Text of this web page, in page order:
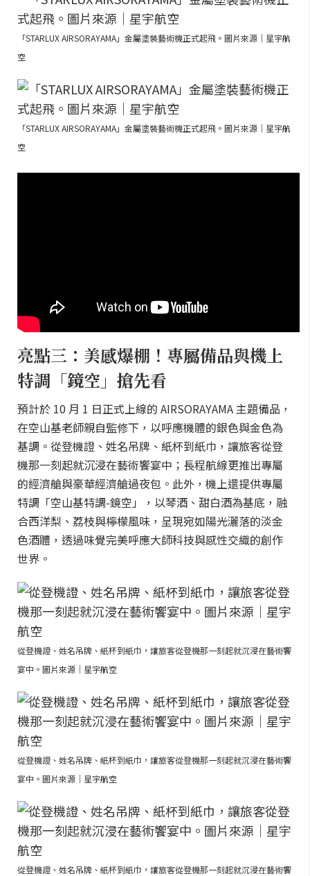
「STARLUX AIRSORAYAMA」金屬塗裝藝術機正式起飛。圖片來源｜星宇航
空
「STARLUX AIRSORAYAMA」金屬塗裝藝術機正式起飛。圖片來源｜星宇航
空
亮點三：美感爆棚！專屬備品與機上
特調「鏡空」搶先看
預計於 10 月 1 日正式上線的 AIRSORAYAMA 主題備品，
在空山基老師親自監修下，以呼應機體的銀色與金色為
基調。從登機證、姓名吊牌、紙杯到紙巾，讓旅客從登
機那一刻起就沉浸在藝術饗宴中；長程航線更推出專屬
的經濟艙與豪華經濟艙過夜包。此外，機上還提供專屬
特調「空山基特調-鏡空」，以琴酒、甜白酒為基底，融
合西洋梨、荔枝與檸檬風味，呈現宛如陽光灑落的淡金
色酒體，透過味覺完美呼應大師科技與感性交織的創作
世界。
從登機證、姓名吊牌、紙杯到紙巾，讓旅客從登機那一刻起就沉浸在藝術饗
宴中。圖片來源｜星宇航空
從登機證、姓名吊牌、紙杯到紙巾，讓旅客從登機那一刻起就沉浸在藝術饗
宴中。圖片來源｜星宇航空
從登機證、姓名吊牌、紙杯到紙巾，讓旅客從登機那一刻起就沉浸在藝術饗